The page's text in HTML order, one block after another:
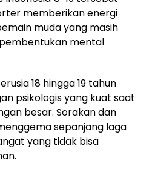
memberikan energi
muda yang masih
mental
18 hingga 19 tahun
psikologis yang kuat saat
besar. Sorakan dan
sepanjang laga
yang tidak bisa